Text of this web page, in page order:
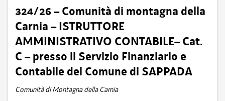
324/26 – Comunità di montagna della
Carnia – ISTRUTTORE
AMMINISTRATIVO CONTABILE– Cat.
C – presso il Servizio Finanziario e
Contabile del Comune di SAPPADA
Comunità di Montagna della Carnia